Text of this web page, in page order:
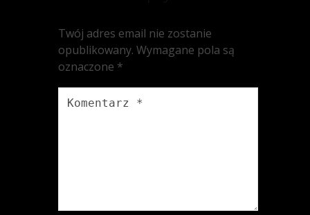
Twój adres email nie zostanie
opublikowany. Wymagane pola są
oznaczone *